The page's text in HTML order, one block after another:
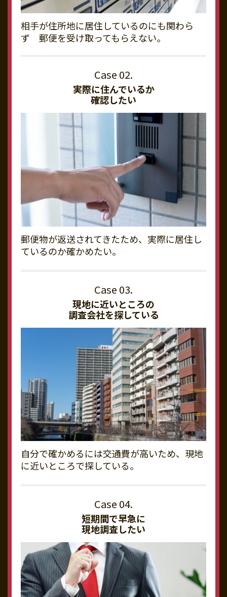
相手が住所地に居住しているのにも関わら
ず 郵便を受け取ってもらえない。
実際に住んでいるか
確認したい
郵便物が返送されてきたため、実際に居住し
ているのか確かめたい。
現地に近いところの
調査会社を探している
自分で確かめるには交通費が高いため、現地
に近いところで探している。
短期間で早急に
現地調査したい